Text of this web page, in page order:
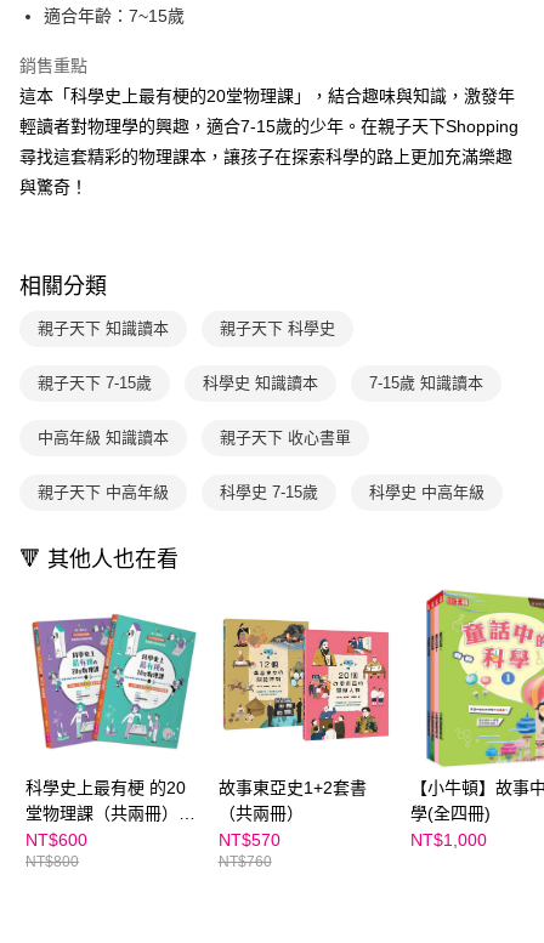
【大哥付你分期使用說明】
1.本服務由台灣大哥大提供，台灣大哥大用戶可立即使用無須另外申請。
流程，驗證手機門號後，選擇欲分期的期數、繳款截止日，確認付款後即完
成交易。
3.實際核准額度、可分期數及費用金額請依後續交易確認頁面所載為準。
4.訂單成立30分鐘內，如未前往確認交易或遇審核未通過，訂單將自動取
消。如遇「轉專審核」未通過狀況，表示未達大哥付你分期系統評分，恕無
法說明評估內容。
帳／街口支付／iPASS MONEY」等通路繳費。
【注意事項】
用戶於交易時，得透過本服務購買商品或服務，並由商店將買賣／分期付款
資料（包含姓名、電話或地址）提供予台灣大哥大進項蒐集、處理及利用，
3.完整用戶服務條款，請詳閱以下連結：https://oppay.tw/userRule
AFTEE先享後付
相關說明
AFTEE先享後付是「在收到商品之後才付款」的支付方式。 讓您購物簡單
便利好安心！
１．簡單：不需註冊會員、不需綁卡、不需儲值。
２．便利：只要手機號碼，簡訊認證，即可結帳。
３．安心：先確認商品／服務後，再付款。
結帳頁面，進行簡訊認證並確認金額後，即可完成結帳。
２．訂單成立數日內，您將收到繳費通知簡訊。
３．收到繳費通知簡訊後14天內，點擊此簡訊中的連結，可透過四大超商／
購買商品的店家。未經商家同意取消之訂單仍視為有效，需透過AFTEE先享
※ 交易是否成功請以「AFTEE先享後付 」之結帳頁面顯示為準，若有關於
易，需依本服務之必要範圍內提供個人資料，並將交易相關給付款項請求債
https://aftee.tw/terms/#terms3
３．未成年的使用者請事先徵得法定代理人或監護人之同意方可使用
「AFTEE先享後付」，若未經同意申辦者引起之損失，本公司不負相關責
任。
４．使用「AFTEE先享後付」時，將依據個別帳號之用戶狀況，依本公司即
時審查核予不同之上限額度；若仍有額度不足之情形，本公司將視審查結果
５．嚴禁一人註冊多個帳號或使用他人資訊註冊。若發現惡意使用之情形，
恩沛科技股份有限公司將有權停止該用戶之使用額度並採取法律行動。
ATM付款
運送方式
付款後全家取貨
付款後7-11取貨
每筆NT$70，滿NT$800(含以上)免運費
離島宅配（澎湖、金門、馬祖、小琉球；不適用於郵局i郵箱）
適合年齡：7~15歲
銷售重點
這本「科學史上最有梗的20堂物理課」，結合趣味與知識，激發年
輕讀者對物理學的興趣，適合7-15歲的少年。在親子天下Shopping
尋找這套精彩的物理課本，讓孩子在探索科學的路上更加充滿樂趣
與驚奇！
相關分類
親子天下 知識讀本 親子天下 科學史
親子天下 7-15歲 科學史 知識讀本 7-15歲 知識讀本
中高年級 知識讀本 親子天下 收心書單
親子天下 中高年級 科學史 7-15歲 科學史 中高年級
🔻 其他人也在看
科學史上最有梗 的20
堂物理課（共兩冊）★
地方爸爸推薦品項
NT$600
NT$800
故事東亞史1+2套書
（共兩冊）
NT$570
NT$760
【小牛頓】故事
學(全四冊)
NT$1,000